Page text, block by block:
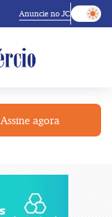
Anuncie no JC
Assine agora